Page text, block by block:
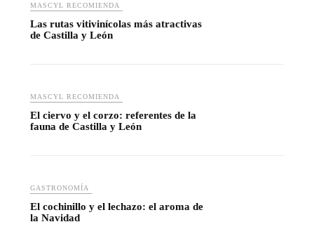
MASCYL RECOMIENDA
Las rutas vitivinícolas más atractivas
de Castilla y León
MASCYL RECOMIENDA
El ciervo y el corzo: referentes de la
fauna de Castilla y León
GASTRONOMÍA
El cochinillo y el lechazo: el aroma de
la Navidad